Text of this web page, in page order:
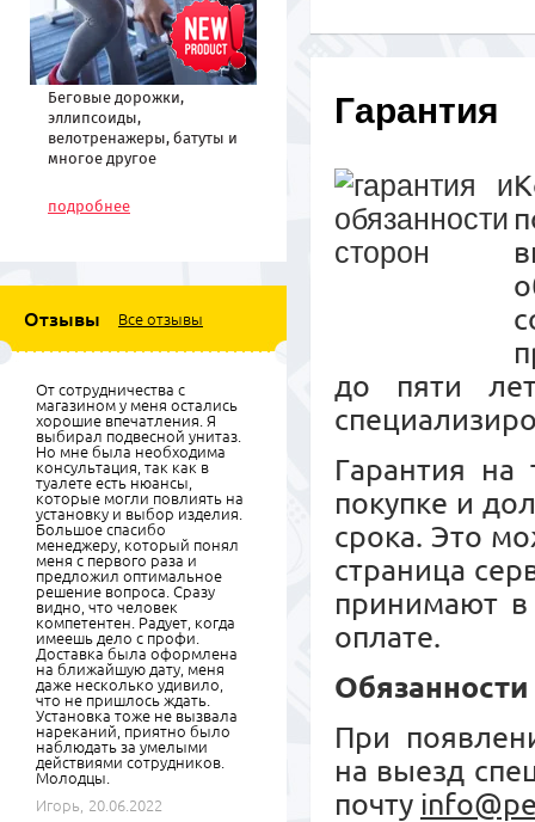
Гарантия
до пяти
Гарантия на
покупке и
срока. Это
страница
принимают в
оплате.
Обязанности
При
на выезд
почту
Беговые дорожки,
эллипсоиды,
велотренажеры, батуты и
многое другое
оборудование по низким
ценам
подробнее
Отзывы Все отзывы
От сотрудничества с
магазином у меня остались
хорошие впечатления. Я
выбирал подвесной унитаз.
Но мне была необходима
консультация, так как в
туалете есть нюансы,
которые могли повлиять на
установку и выбор изделия.
Большое спасибо
менеджеру, который понял
меня с первого раза и
предложил оптимальное
решение вопроса. Сразу
видно, что человек
компетентен. Радует, когда
имеешь дело с профи.
Доставка была оформлена
на ближайшую дату, меня
даже несколько удивило,
что не пришлось ждать.
Установка тоже не вызвала
нареканий, приятно было
наблюдать за умелыми
действиями сотрудников.
Молодцы.
Игорь,
20.06.2022